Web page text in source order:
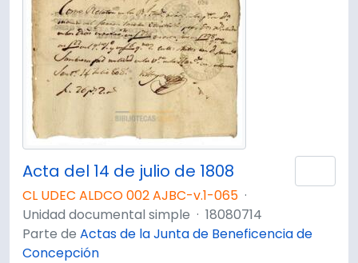
Acta del 14 de julio de 1808
CL UDEC ALDCO 002 AJBC-v.1-065 ·
Unidad documental simple · 18080714
Parte de Actas de la Junta de Beneficencia de
Concepción